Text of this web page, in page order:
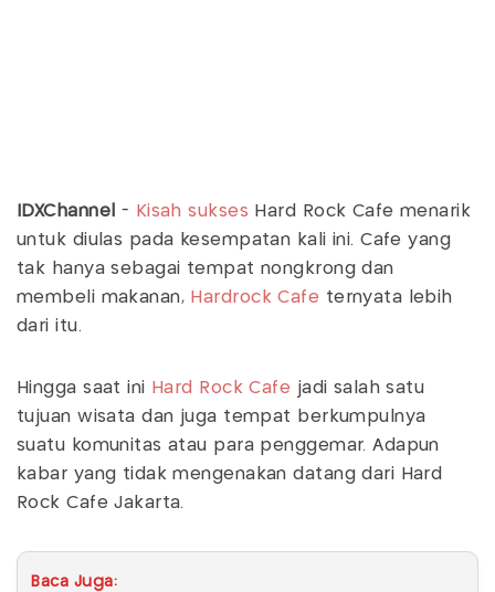
IDXChannel - Kisah sukses Hard Rock Café menarik
untuk diulas pada kesempatan kali ini. Cafe yang
tak hanya sebagai tempat nongkrong dan
membeli makanan, Hardrock Cafe ternyata lebih
dari itu.
Hingga saat ini Hard Rock Cafe jadi salah satu
tujuan wisata dan juga tempat berkumpulnya
suatu komunitas atau para penggemar. Adapun
kabar yang tidak mengenakan datang dari Hard
Rock Cafe Jakarta.
Baca Juga: